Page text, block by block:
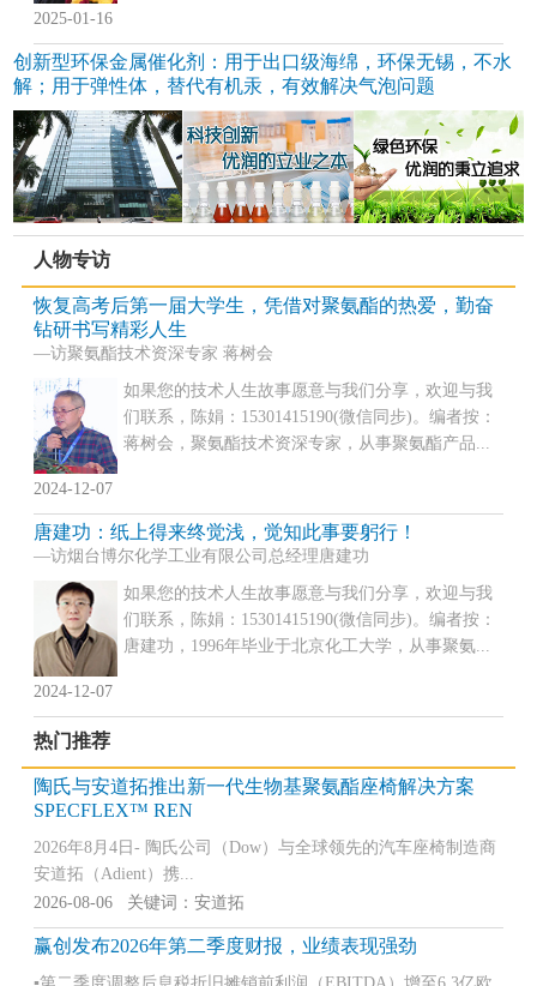
2025-01-16
创新型环保金属催化剂：用于出口级海绵，环保无锡，不水
解；用于弹性体，替代有机汞，有效解决气泡问题
人物专访
恢复高考后第一届大学生，凭借对聚氨酯的热爱，勤奋
钻研书写精彩人生
—访聚氨酯技术资深专家 蒋树会
如果您的技术人生故事愿意与我们分享，欢迎与我
们联系，陈娟：15301415190(微信同步)。编者按：
蒋树会，聚氨酯技术资深专家，从事聚氨酯产品...
2024-12-07
唐建功：纸上得来终觉浅，觉知此事要躬行！
—访烟台博尔化学工业有限公司总经理唐建功
如果您的技术人生故事愿意与我们分享，欢迎与我
们联系，陈娟：15301415190(微信同步)。编者按：
唐建功，1996年毕业于北京化工大学，从事聚氨...
2024-12-07
热门推荐
陶氏与安道拓推出新一代生物基聚氨酯座椅解决方案
SPECFLEX™ REN
2026年8月4日- 陶氏公司（Dow）与全球领先的汽车座椅制造商
安道拓（Adient）携...
2026-08-06 关键词：安道拓
赢创发布2026年第二季度财报，业绩表现强劲